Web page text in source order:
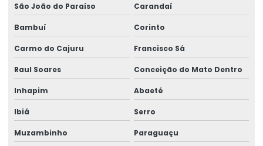
São João do Paraíso Carandaí
Bambuí Corinto
Carmo do Cajuru Francisco Sá
Raul Soares Conceição do Mato Dentro
Inhapim Abaeté
Ibiá Serro
Muzambinho Paraguaçu